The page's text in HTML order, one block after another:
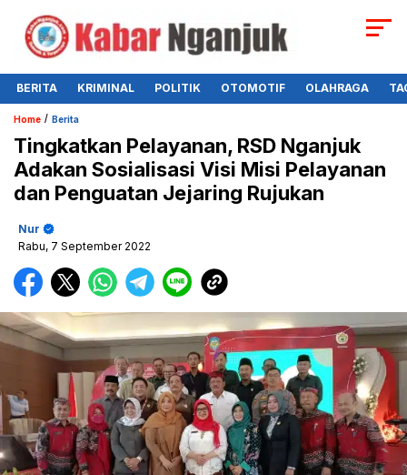
BERITA KRIMINAL POLITIK OTOMOTIF OLAHRAGA
Home / Berita
Tingkatkan Pelayanan, RSD Nganjuk
Adakan Sosialisasi Visi Misi Pelayanan
dan Penguatan Jejaring Rujukan
Nur
Rabu, 7 September 2022